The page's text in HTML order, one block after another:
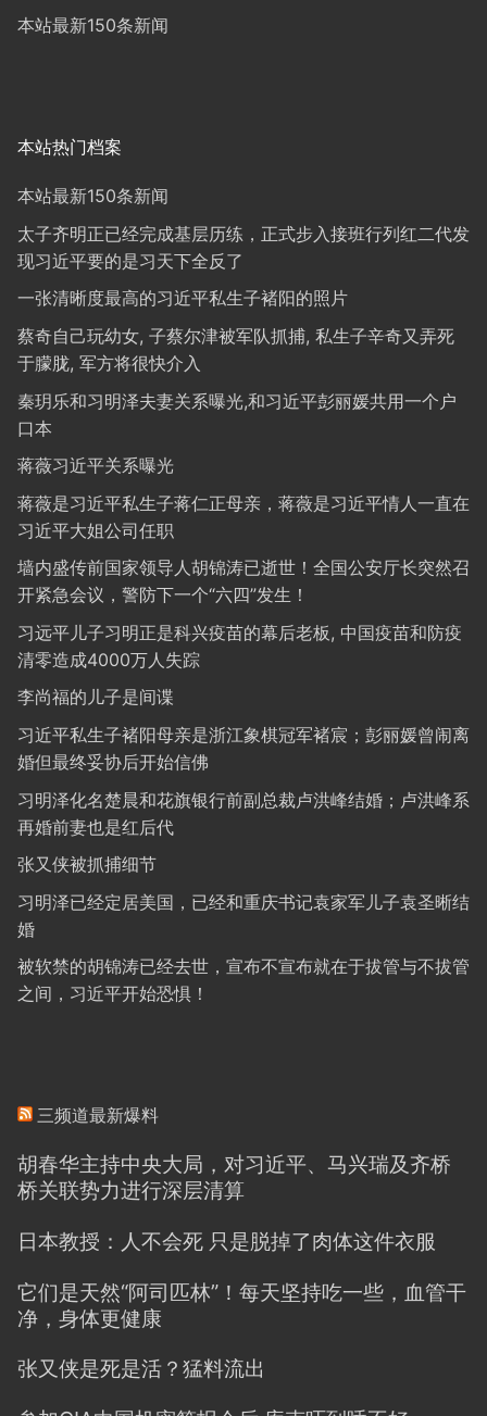
本站最新150条新闻
本站热门档案
本站最新150条新闻
太子齐明正已经完成基层历练，正式步入接班行列红二代发
现习近平要的是习天下全反了
一张清晰度最高的习近平私生子褚阳的照片
蔡奇自己玩幼女, 子蔡尔津被军队抓捕, 私生子辛奇又弄死
于朦胧, 军方将很快介入
秦玥乐和习明泽夫妻关系曝光,和习近平彭丽媛共用一个户
口本
蒋薇习近平关系曝光
蒋薇是习近平私生子蒋仁正母亲，蒋薇是习近平情人一直在
习近平大姐公司任职
墙内盛传前国家领导人胡锦涛已逝世！全国公安厅长突然召
开紧急会议，警防下一个“六四”发生！
习远平儿子习明正是科兴疫苗的幕后老板, 中国疫苗和防疫
清零造成4000万人失踪
李尚福的儿子是间谍
习近平私生子褚阳母亲是浙江象棋冠军褚宸；彭丽媛曾闹离
婚但最终妥协后开始信佛
习明泽化名楚晨和花旗银行前副总裁卢洪峰结婚；卢洪峰系
再婚前妻也是红后代
张又侠被抓捕细节
习明泽已经定居美国，已经和重庆书记袁家军儿子袁圣晰结
婚
被软禁的胡锦涛已经去世，宣布不宣布就在于拔管与不拔管
之间，习近平开始恐惧！
三频道最新爆料
胡春华主持中央大局，对习近平、马兴瑞及齐桥
桥关联势力进行深层清算
日本教授：人不会死 只是脱掉了肉体这件衣服
它们是天然“阿司匹林”！每天坚持吃一些，血管干
净，身体更健康
张又侠是死是活？猛料流出